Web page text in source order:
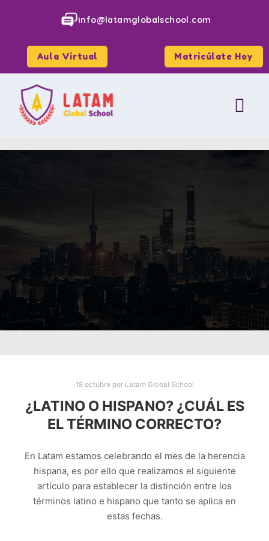
info@latamglobalschool.com
Aula Virtual Matricúlate Hoy
18 octubre por Latam Global School
¿LATINO O HISPANO? ¿CUÁL ES
EL TÉRMINO CORRECTO?
En Latam estamos celebrando el mes de la herencia
hispana, es por ello que realizamos el siguiente
artículo para establecer la distinción entre los
términos latino e hispano que tanto se aplica en
estas fechas.